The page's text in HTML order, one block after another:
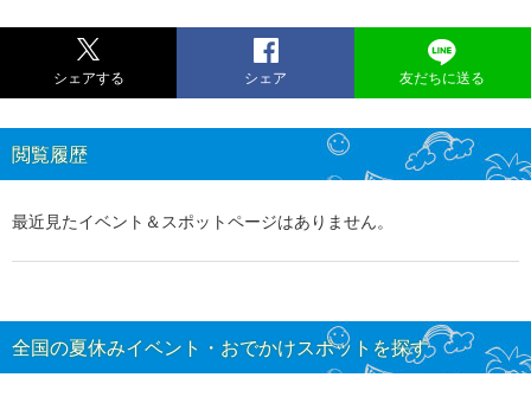
シェアする シェア 友だちに送る
閲覧履歴
最近見たイベント＆スポットページはありません。
全国の夏休みイベント・おでかけスポットを探す